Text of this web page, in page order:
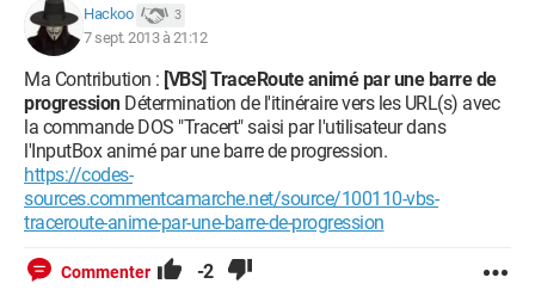
Hackoo 3
7 sept. 2013 à 21:12
Ma Contribution : [VBS] TraceRoute animé par une barre de
progressionDétermination de l'itinéraire vers les URL(s) avec
la commande DOS "Tracert" saisi par l'utilisateur dans
l'InputBox animé par une barre de progression.
https://codes-
sources.commentcamarche.net/source/100110-vbs-
traceroute-anime-par-une-barre-de-progression
Commenter -2